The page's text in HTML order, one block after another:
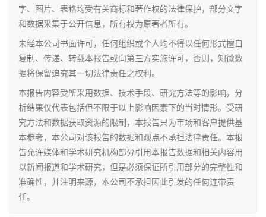
字、图片、表格均受有关商标和著作权的法律保护，部分文字
和数据采集于公开信息，所有权为原著者所有。
未经本公司书面许可，任何组织或个人均不得以任何形式擅自
复制、传递、转载本报告或向第三方实施许可，否则，知微数
据将保留追究其一切法律责任之权利。
本报告内容受所采用数据、技术手段、研究方法等的影响，分
析结果仅代表包括但不限于以上影响因素下的当时情形。受研
究方法和数据获取资源的限制，本报告只为市场和客户提供基
本参考，本公司对该报告的数据和观点不承担法律责任。本报
告允许媒体和学术研究机构部分引用本报告数据和相关内容用
以新闻报道和学术研究，但是必须保证所引用部分的完整性和
准确性，并注明来源，本公司不承担因此引发的任何连带责
任。